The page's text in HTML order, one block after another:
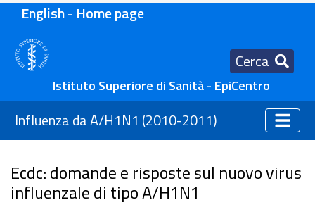
English - Home page
Cerca
Istituto Superiore di Sanità - EpiCentro
Influenza da A/H1N1 (2010-2011)
Ecdc: domande e risposte sul nuovo virus
influenzale di tipo A/H1N1